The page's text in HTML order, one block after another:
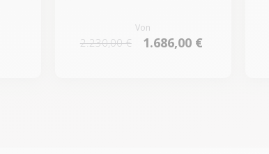
Von
2.230,00 € 1.686,00 €